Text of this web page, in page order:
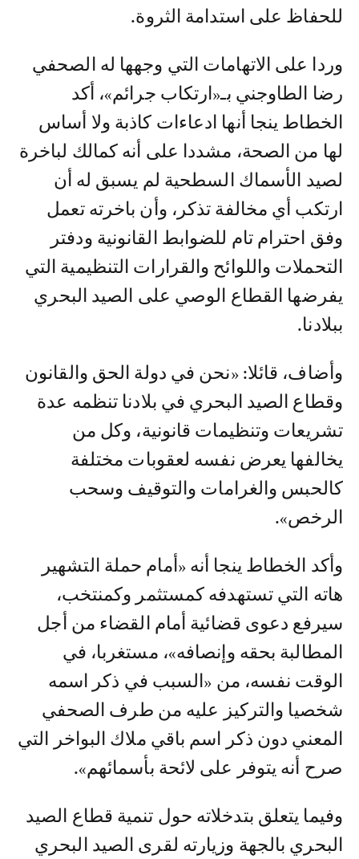
للحفاظ على استدامة الثروة.
⁠وردا على الاتهامات التي وجهها له الصحفي
رضا الطاوجني بـ«ارتكاب جرائم»، أكد
الخطاط ينجا أنها ادعاءات كاذبة ولا أساس
لها من الصحة، مشددا على أنه كمالك لباخرة
لصيد الأسماك السطحية لم يسبق له أن
ارتكب أي مخالفة تذكر، وأن باخرته تعمل
وفق احترام تام للضوابط القانونية ودفتر
التحملات واللوائح والقرارات التنظيمية التي
يفرضها القطاع الوصي على الصيد البحري
ببلادنا.
وأضاف، قائلا: «نحن في دولة الحق والقانون
وقطاع الصيد البحري في بلادنا تنظمه عدة
تشريعات وتنظيمات قانونية، وكل من
يخالفها يعرض نفسه لعقوبات مختلفة
كالحبس والغرامات والتوقيف وسحب
الرخص».
وأكد الخطاط ينجا أنه «أمام حملة التشهير
هاته التي تستهدفه كمستثمر وكمنتخب،
سيرفع دعوى قضائية أمام القضاء من أجل
المطالبة بحقه وإنصافه»، مستغربا، في
الوقت نفسه، من «السبب في ذكر اسمه
شخصيا والتركيز عليه من طرف الصحفي
المعني دون ذكر اسم باقي ملاك البواخر التي
صرح أنه يتوفر على لائحة بأسمائهم».
وفيما يتعلق بتدخلاته حول تنمية قطاع الصيد
البحري بالجهة وزيارته لقرى الصيد البحري